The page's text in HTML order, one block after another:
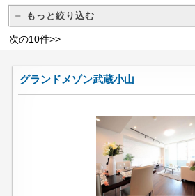
＝ もっと絞り込む
次の10件>>
グランドメゾン武蔵小山